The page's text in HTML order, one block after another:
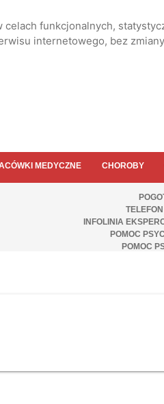
funkcjonalnych,
internetowego, bez
MEDYCZNE CHOROBY
INFOLINIA
POMOC
POMOC